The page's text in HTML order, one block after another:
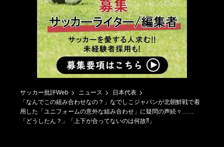
サッカー批評Web ニュース
日本代表
「なんでこの組み合わせなの？」なでしこジャパンが北朝鮮戦で着
用した「ユニフォームの意外な組み合わせ」に疑問の声続々……
「どうしたん？」「上下が合ってないのは何故⁈」